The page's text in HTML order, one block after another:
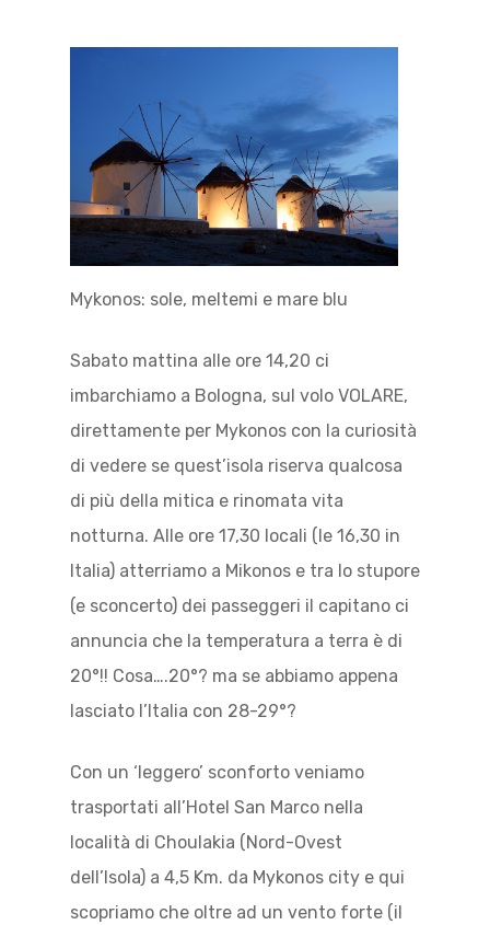
Mykonos: sole, meltemi e mare blu
Sabato mattina alle ore 14,20 ci
imbarchiamo a Bologna, sul volo VOLARE,
direttamente per Mykonos con la curiosità
di vedere se quest’isola riserva qualcosa
di più della mitica e rinomata vita
notturna. Alle ore 17,30 locali (le 16,30 in
Italia) atterriamo a Mikonos e tra lo stupore
(e sconcerto) dei passeggeri il capitano ci
annuncia che la temperatura a terra è di
20°!! Cosa….20°? ma se abbiamo appena
lasciato l’Italia con 28-29°?
Con un ‘leggero’ sconforto veniamo
trasportati all’Hotel San Marco nella
località di Choulakia (Nord-Ovest
dell’Isola) a 4,5 Km. da Mykonos city e qui
scopriamo che oltre ad un vento forte (il